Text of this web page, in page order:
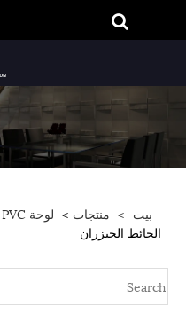
بيت > منتجات > لوحة PVC
الحائط الخيزران